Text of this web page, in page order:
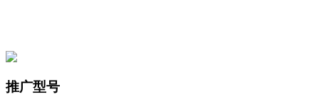
推广型号